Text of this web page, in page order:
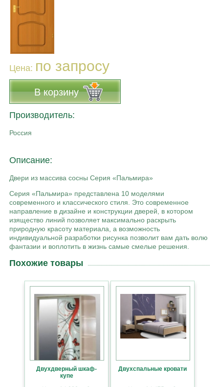
Цена: по запросу
В корзину
Производитель:
Россия
Описание:
Двери из массива сосны Серия «Пальмира»
Серия «Пальмира» представлена 10 моделями
современного и классического стиля. Это современное
направление в дизайне и конструкции дверей, в котором
изящество линий позволяет максимально раскрыть
природную красоту материала, а возможность
индивидуальной разработки рисунка позволит вам дать волю
фантазии и воплотить в жизнь самые смелые решения.
Похожие товары
Двухдверный шкаф-
купе
Двухспальные кровати